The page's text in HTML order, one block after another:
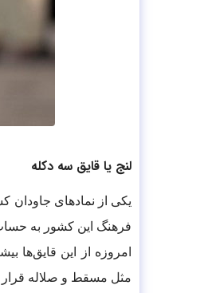
لنج یا قایق سه دکله
فرهنگ این کشور به
امروزه از این قایق‌ها
مثل مسقط و صلاله قرار